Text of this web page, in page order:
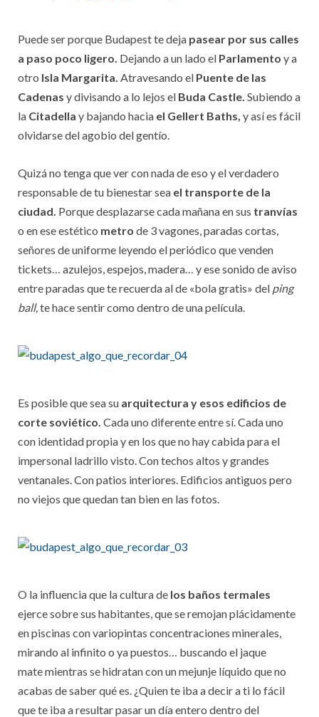
Puede ser porque Budapest te deja pasear por sus calles
a paso poco ligero. Dejando a un lado el Parlamento y a
otro Isla Margarita. Atravesando el Puente de las
Cadenas y divisando a lo lejos el Buda Castle. Subiendo a
la Citadella y bajando hacia el Gellert Baths, y así es fácil
olvidarse del agobio del gentío.
Quizá no tenga que ver con nada de eso y el verdadero
responsable de tu bienestar sea el transporte de la
ciudad. Porque desplazarse cada mañana en sus tranvías
o en ese estético metro de 3 vagones, paradas cortas,
señores de uniforme leyendo el periódico que venden
tickets… azulejos, espejos, madera… y ese sonido de aviso
entre paradas que te recuerda al de «bola gratis» del ping
ball,te hace sentir como dentro de una película.
Es posible que sea su arquitectura y esos edificios de
corte soviético. Cada uno diferente entre sí. Cada uno
con identidad propia y en los que no hay cabida para el
impersonal ladrillo visto. Con techos altos y grandes
ventanales. Con patios interiores. Edificios antiguos pero
no viejos que quedan tan bien en las fotos.
O la influencia que la cultura de los baños termales
ejerce sobre sus habitantes, que se remojan plácidamente
en piscinas con variopintas concentraciones minerales,
mirando al infinito o ya puestos… buscando el jaque
mate mientras se hidratan con un mejunje líquido que no
acabas de saber qué es. ¿Quien te iba a decir a ti lo fácil
que te iba a resultar pasar un día entero dentro del